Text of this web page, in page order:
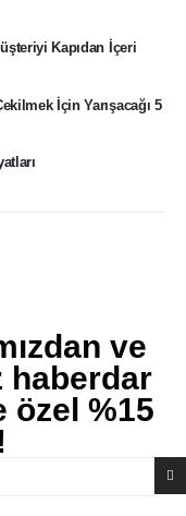
Kapıdan İçeri
İçin Yarışacağı 5
ve
haberdar
özel %15